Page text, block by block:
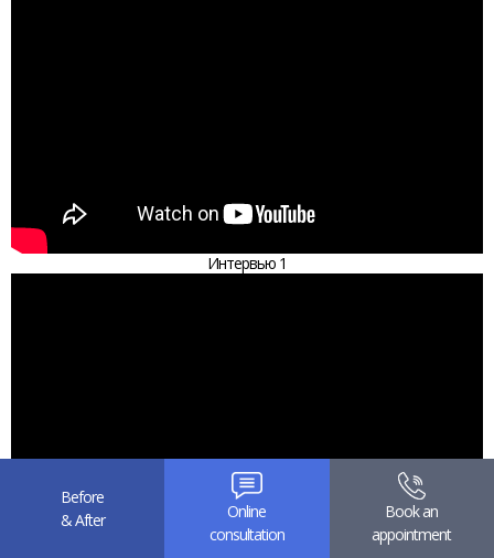
Интервью 1
Before
& After
Online
consultation
Book an
appointment